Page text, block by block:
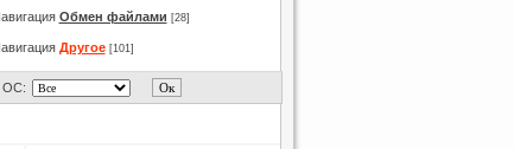
Обмен файлами [28]
Другое [101]
ОС: